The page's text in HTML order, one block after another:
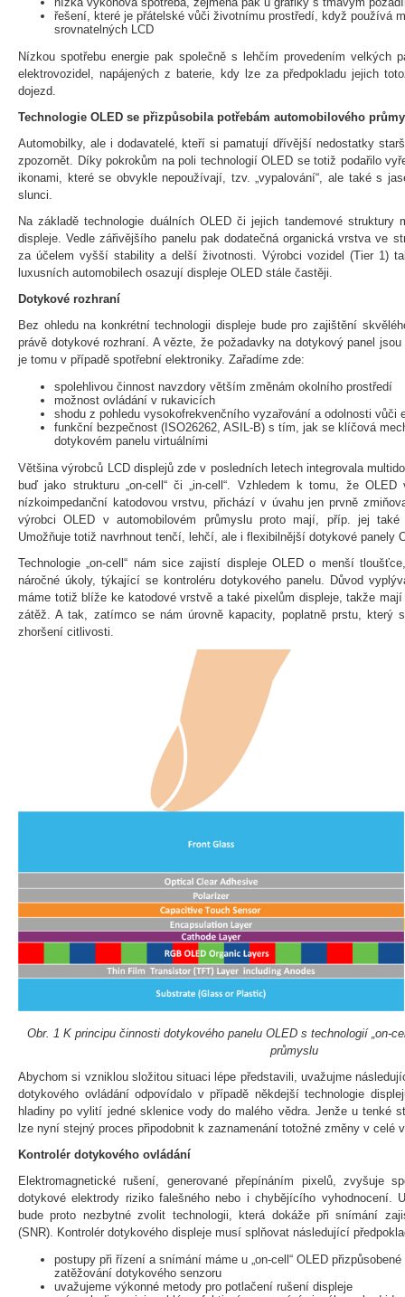
řešení, které je přátelské vůči životnímu prostředí, když používá
srovnatelných LCD
Nízkou spotřebu energie pak společně s lehčím provedením velkých
elektrovozidel, napájených z baterie, kdy lze za předpokladu jejich
dojezd.
Technologie OLED se přizpůsobila potřebám automobilového
Automobilky, ale i dodavatelé, kteří si pamatují dřívější nedostatky
zpozornět. Díky pokrokům na poli technologií OLED se totiž podařilo
ikonami, které se obvykle nepoužívají, tzv. „vypalování“, ale také s
slunci.
Na základě technologie duálních OLED či jejich tandemové struktury
displeje. Vedle zářivějšího panelu pak dodatečná organická vrstva ve
za účelem vyšší stability a delší životnosti. Výrobci vozidel (Tier 1)
luxusních automobilech osazují displeje OLED stále častěji.
Dotykové rozhraní
Bez ohledu na konkrétní technologii displeje bude pro zajištění
právě dotykové rozhraní. A vězte, že požadavky na dotykový panel
je tomu v případě spotřební elektroniky. Zařadíme zde:
spolehlivou činnost navzdory větším změnám okolního prostředí
možnost ovládání v rukavicích
shodu z pohledu vysokofrekvenčního vyzařování a odolnosti vůči
funkční bezpečnost (ISO26262, ASIL-B) s tím, jak se klíčová
dotykovém panelu virtuálními
Většina výrobců LCD displejů zde v posledních letech integrovala
buď jako strukturu „on-cell“ či „in-cell“. Vzhledem k tomu, že
nízkoimpedanční katodovou vrstvu, přichází v úvahu jen prvně
výrobci OLED v automobilovém průmyslu proto mají, příp. jej
Umožňuje totiž navrhnout tenčí, lehčí, ale i flexibilnější dotykové panely
Technologie „on-cell“ nám sice zajistí displeje OLED o menší
náročné úkoly, týkající se kontroléru dotykového panelu. Důvod
máme totiž blíže ke katodové vrstvě a také pixelům displeje, takže
zátěž. A tak, zatímco se nám úrovně kapacity, poplatně prstu, který
zhoršení citlivosti.
Obr. 1 K principu činnosti dotykového panelu OLED s technologií „on-
průmyslu
Abychom si vzniklou složitou situaci lépe představili, uvažujme
dotykového ovládání odpovídalo v případě někdejší technologie
hladiny po vylití jedné sklenice vody do malého vědra. Jenže u tenké
lze nyní stejný proces připodobnit k zaznamenání totožné změny v celé
Kontrolér dotykového ovládání
Elektromagnetické rušení, generované přepínáním pixelů, zvyšuje
dotykové elektrody riziko falešného nebo i chybějícího vyhodnocení.
bude proto nezbytné zvolit technologii, která dokáže při snímání
(SNR). Kontrolér dotykového displeje musí splňovat následující
postupy při řízení a snímání máme u „on-cell“ OLED
zatěžování dotykového senzoru
uvažujeme výkonné metody pro potlačení rušení displeje